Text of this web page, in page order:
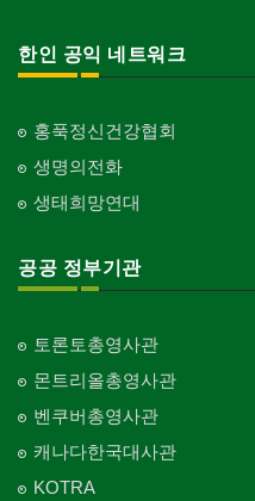
한인 공익 네트워크
홍푹정신건강협회
생명의전화
생태희망연대
공공 정부기관
토론토총영사관
몬트리올총영사관
벤쿠버총영사관
캐나다한국대사관
KOTRA